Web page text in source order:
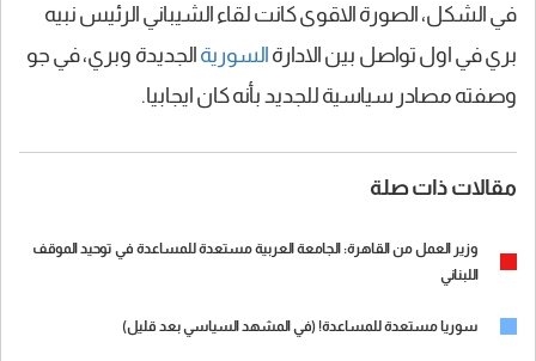
في الشكل، الصورة الاقوى كانت لقاء الشيباني الرئيس نبيه
بري في اول تواصل بين الادارة السورية الجديدة وبري، في جو
وصفته مصادر سياسية للجديد بأنه كان ايجابيا.
مقالات ذات صلة
وزير العمل من القاهرة: الجامعة العربية مستعدة للمساعدة في توحيد الموقف
اللبناني
سوريا مستعدة للمساعدة! (في المشهد السياسي بعد قليل)